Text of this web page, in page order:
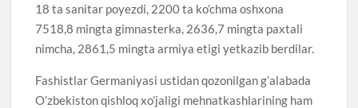
18 ta sanitar poyezdi, 2200 ta ko’chma oshxona
7518,8 mingta gimnasterka, 2636,7 mingta paxtali
nimcha, 2861,5 mingta armiya etigi yetkazib berdilar.
Fashistlar Germaniyasi ustidan qozonilgan g’alabada
O’zbekiston qishloq xo’jaligi mehnatkashlarining ham